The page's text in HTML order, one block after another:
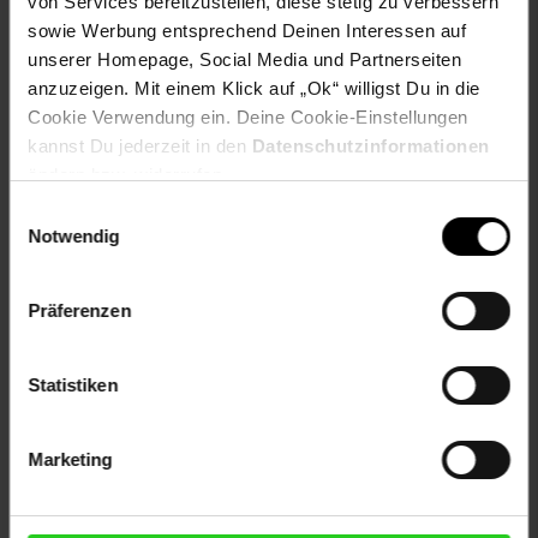
sowie Werbung entsprechend Deinen Interessen auf
unserer Homepage, Social Media und Partnerseiten
anzuzeigen. Mit einem Klick auf „Ok“ willigst Du in die
Cookie Verwendung ein. Deine Cookie-Einstellungen
kannst Du jederzeit in den Datenschutzinformationen
Notwendig
Präferenzen
Statistiken
Marketing
Lieferumfang
Trachtenhose
Artikelnummer: 2925281000
EAN: 4061173297259
Artikel gehört zur Kategorie: